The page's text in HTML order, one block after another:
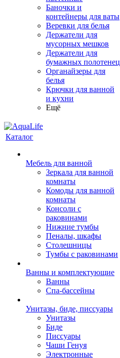
Баночки и
контейнеры для ваты
Веревки для белья
Держатели для
мусорных мешков
Держатели для
бумажных полотенец
Органайзеры для
белья
Крючки для ванной
и кухни
Ещё
Каталог
Мебель для ванной
Зеркала для ванной
комнаты
Комоды для ванной
комнаты
Консоли с
раковинами
Нижние тумбы
Пеналы, шкафы
Столешницы
Тумбы с раковинами
Ванны и комплектующие
Ванны
Спа-бассейны
Унитазы, биде, писсуары
Унитазы
Биде
Писсуары
Чаши Генуя
Электронные